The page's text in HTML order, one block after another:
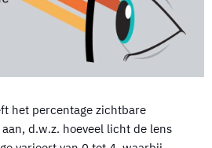
het percentage zichtbare
d.w.z. hoeveel licht de lens